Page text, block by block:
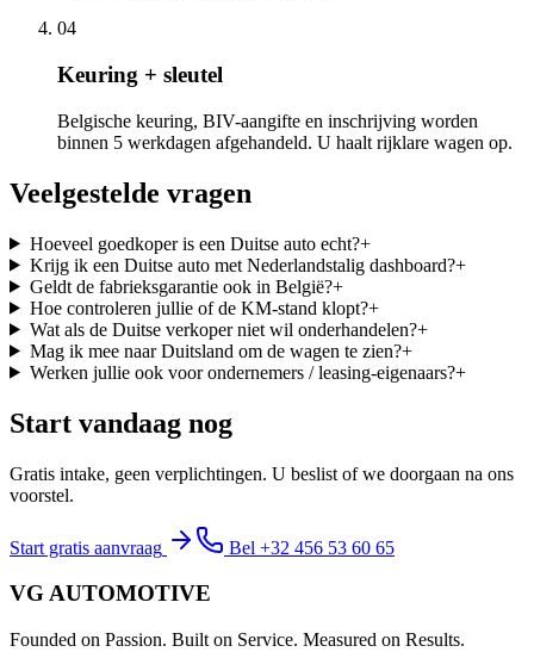
04
Keuring + sleutel
Belgische keuring, BIV-aangifte en inschrijving worden
binnen 5 werkdagen afgehandeld. U haalt rijklare wagen op.
Veelgestelde vragen
Hoeveel goedkoper is een Duitse auto echt?+
Krijg ik een Duitse auto met Nederlandstalig dashboard?+
Geldt de fabrieksgarantie ook in België?+
Hoe controleren jullie of de KM-stand klopt?+
Wat als de Duitse verkoper niet wil onderhandelen?+
Mag ik mee naar Duitsland om de wagen te zien?+
Werken jullie ook voor ondernemers / leasing-eigenaars?+
Start vandaag nog
Gratis intake, geen verplichtingen. U beslist of we doorgaan na ons
voorstel.
Start gratis aanvraag Bel +32 456 53 60 65
VG AUTOMOTIVE
Founded on Passion. Built on Service. Measured on Results.